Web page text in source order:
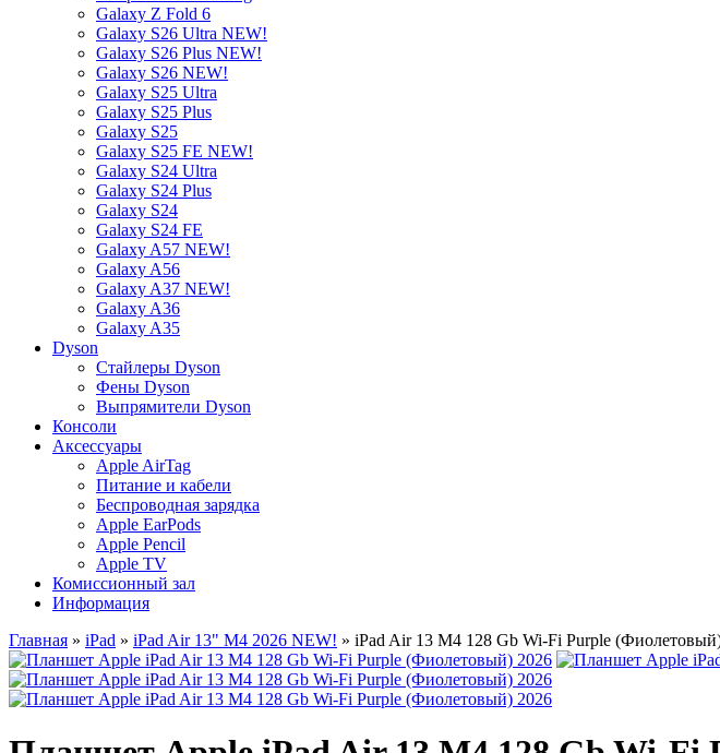
Galaxy Z Fold 6
Galaxy S26 Ultra NEW!
Galaxy S26 Plus NEW!
Galaxy S26 NEW!
Galaxy S25 Ultra
Galaxy S25 Plus
Galaxy S25
Galaxy S25 FE NEW!
Galaxy S24 Ultra
Galaxy S24 Plus
Galaxy S24
Galaxy S24 FE
Galaxy A57 NEW!
Galaxy A56
Galaxy A37 NEW!
Galaxy A36
Galaxy A35
Dyson
Стайлеры Dyson
Фены Dyson
Выпрямители Dyson
Консоли
Аксессуары
Apple AirTag
Питание и кабели
Беспроводная зарядка
Apple EarPods
Apple Pencil
Apple TV
Комиссионный зал
Информация
Главная » iPad » iPad Air 13" M4 2026 NEW! » iPad Air 13 M4 128 Gb Wi-Fi Purple